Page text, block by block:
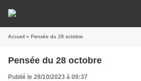
Accueil » Pensée du 28 octobre
Pensée du 28 octobre
Publié le 28/10/2023 à 09:37